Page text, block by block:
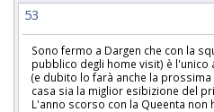
53
Sono fermo a Dargen che con la
pubblico degli home visit) è l'unico
(e dubito lo farà anche la
casa sia la miglior esibizione del
L'anno scorso con la Queenta non